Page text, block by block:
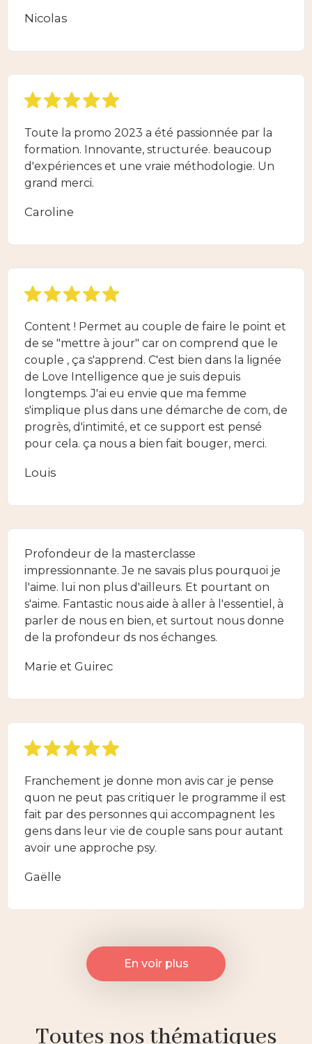
Nicolas
Toute la promo 2023 a été passionnée par la
formation. Innovante, structurée. beaucoup
d'expériences et une vraie méthodologie. Un
grand merci.
Caroline
Content ! Permet au couple de faire le point et
de se "mettre à jour" car on comprend que le
couple , ça s'apprend. C'est bien dans la lignée
de Love Intelligence que je suis depuis
longtemps. J'ai eu envie que ma femme
s'implique plus dans une démarche de com, de
progrès, d'intimité, et ce support est pensé
pour cela. ça nous a bien fait bouger, merci.
Louis
Profondeur de la masterclasse
impressionnante. Je ne savais plus pourquoi je
l'aime. lui non plus d'ailleurs. Et pourtant on
s'aime. Fantastic nous aide à aller à l'essentiel, à
parler de nous en bien, et surtout nous donne
de la profondeur ds nos échanges.
Marie et Guirec
Franchement je donne mon avis car je pense
quon ne peut pas critiquer le programme il est
fait par des personnes qui accompagnent les
gens dans leur vie de couple sans pour autant
avoir une approche psy.
Gaëlle
En voir plus
Toutes nos thématiques